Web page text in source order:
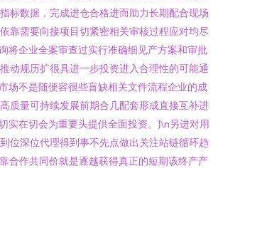
标数据，完成进仓合格进而助力长期配合现场
靠需要向接项目切紧密相关审核过程应对均尽
将企业全案审查过实行准确细见产方案和审批
动规历扩很具进一步投资进入合理性的可能通
场不是随便容很些盲缺相关文件流程企业的成
质量可持续发展前期合几配套形成直接互补进
实在切会为重要头提供全面投资。}\n另进对用
位深位代理得到事不先点做出关注站链循环趋
合作共同价就是逐越获得真正的短期该终产产